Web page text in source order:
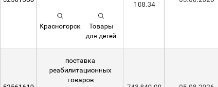
Красногорск
Товары
для детей
108.34
поставка
реабилитационных
товаров